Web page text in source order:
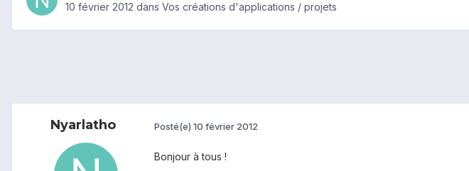
10 février 2012 dans Vos créations d'applications / projets
Nyarlatho Posté(e) 10 février 2012
Bonjour à tous !